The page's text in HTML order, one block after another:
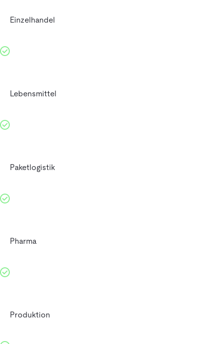
Einzelhandel
Lebensmittel
Paketlogistik
Pharma
Produktion